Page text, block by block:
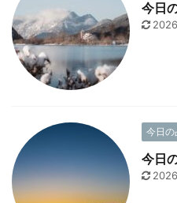
今日
今日の
今日